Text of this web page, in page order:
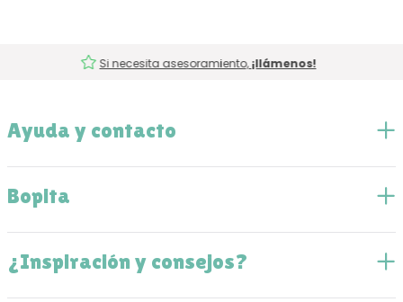
Si necesita asesoramiento,¡llámenos!
Ayuda y contacto
Bopita
¿Inspiración y consejos?